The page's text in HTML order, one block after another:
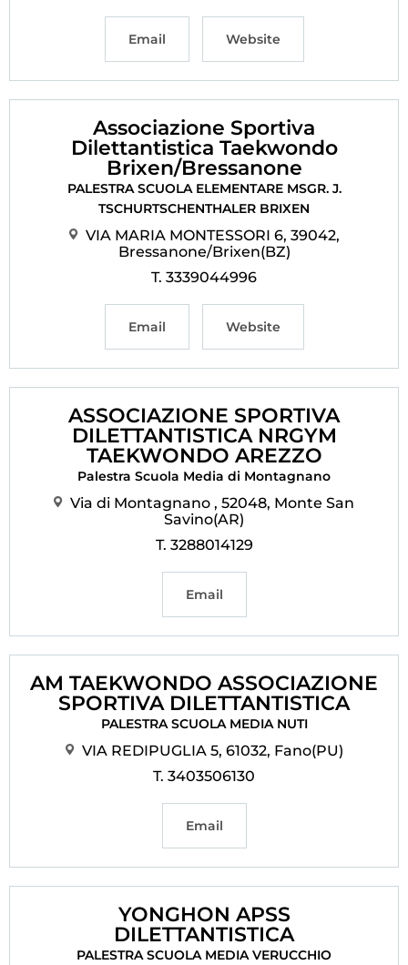
Email Website
Associazione Sportiva
Dilettantistica Taekwondo
Brixen/Bressanone
PALESTRA SCUOLA ELEMENTARE MSGR. J.
TSCHURTSCHENTHALER BRIXEN
VIA MARIA MONTESSORI 6, 39042,
Bressanone/Brixen(BZ)
T. 3339044996
Email Website
ASSOCIAZIONE SPORTIVA
DILETTANTISTICA NRGYM
TAEKWONDO AREZZO
Palestra Scuola Media di Montagnano
Via di Montagnano , 52048, Monte San
Savino(AR)
T. 3288014129
Email
AM TAEKWONDO ASSOCIAZIONE
SPORTIVA DILETTANTISTICA
PALESTRA SCUOLA MEDIA NUTI
VIA REDIPUGLIA 5, 61032, Fano(PU)
T. 3403506130
Email
YONGHON APSS
DILETTANTISTICA
PALESTRA SCUOLA MEDIA VERUCCHIO